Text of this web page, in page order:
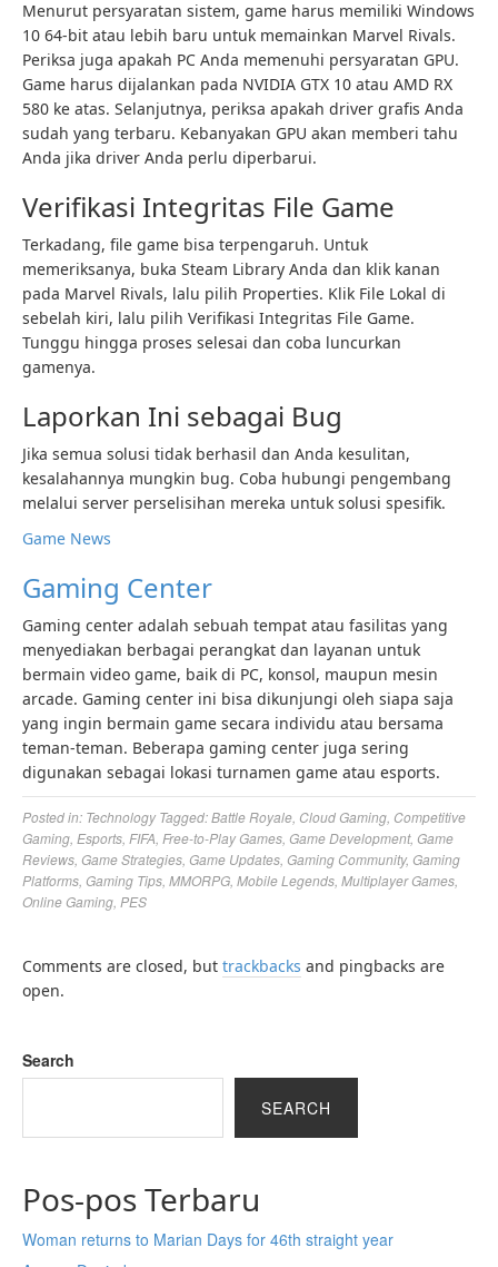
Menurut persyaratan sistem, game harus memiliki Windows
10 64-bit atau lebih baru untuk memainkan Marvel Rivals.
Periksa juga apakah PC Anda memenuhi persyaratan GPU.
Game harus dijalankan pada NVIDIA GTX 10 atau AMD RX
580 ke atas. Selanjutnya, periksa apakah driver grafis Anda
sudah yang terbaru. Kebanyakan GPU akan memberi tahu
Anda jika driver Anda perlu diperbarui.
Verifikasi Integritas File Game
Terkadang, file game bisa terpengaruh. Untuk
memeriksanya, buka Steam Library Anda dan klik kanan
pada Marvel Rivals, lalu pilih Properties. Klik File Lokal di
sebelah kiri, lalu pilih Verifikasi Integritas File Game.
Tunggu hingga proses selesai dan coba luncurkan
gamenya.
Laporkan Ini sebagai Bug
Jika semua solusi tidak berhasil dan Anda kesulitan,
kesalahannya mungkin bug. Coba hubungi pengembang
melalui server perselisihan mereka untuk solusi spesifik.
Game News
Gaming Center
Gaming center adalah sebuah tempat atau fasilitas yang
menyediakan berbagai perangkat dan layanan untuk
bermain video game, baik di PC, konsol, maupun mesin
arcade. Gaming center ini bisa dikunjungi oleh siapa saja
yang ingin bermain game secara individu atau bersama
teman-teman. Beberapa gaming center juga sering
digunakan sebagai lokasi turnamen game atau esports.
Posted in: Technology Tagged:Battle Royale Cloud Gaming Competitive
Gaming Esports FIFA Free-to-Play Games Game Development, Game
Reviews Game Strategies Game Updates Gaming Community, Gaming
Platforms Gaming Tips MMORPG Mobile Legends Multiplayer Games
Online Gaming PES
Comments are closed, but trackbacks and pingbacks are
open.
Search
SEARCH
Pos-pos Terbaru
Woman returns to Marian Days for 46th straight year